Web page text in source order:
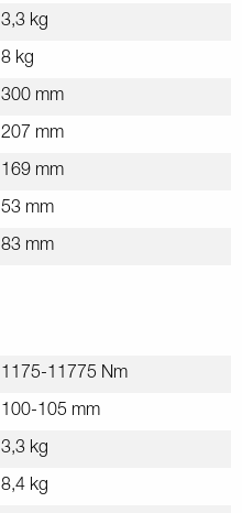
3,3 kg
8 kg
300 mm
207 mm
169 mm
53 mm
83 mm
1175-11775 Nm
100-105 mm
3,3 kg
8,4 kg